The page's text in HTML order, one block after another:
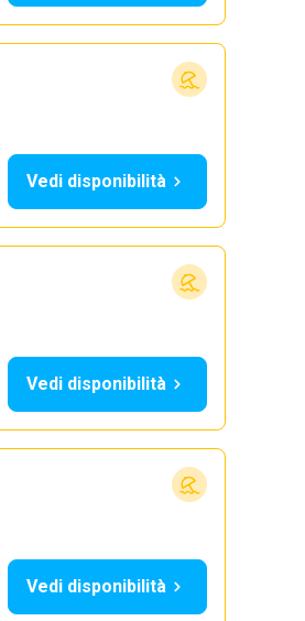
Vedi disponibilità
Vedi disponibilità
Vedi disponibilità